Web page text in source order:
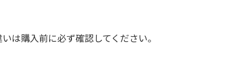
は購入前に必ず確認してください。